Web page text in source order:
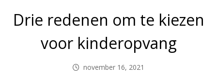
Drie redenen om te kiezen
voor kinderopvang
november 16, 2021